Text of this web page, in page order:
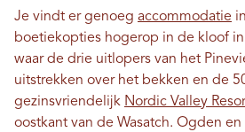
Je vindt er genoeg accommodatie
boetiekopties hogerop in de kloof
waar de drie uitlopers van het
uitstrekken over het bekken en de
gezinsvriendelijk Nordic Valley
oostkant van de Wasatch. Ogden en